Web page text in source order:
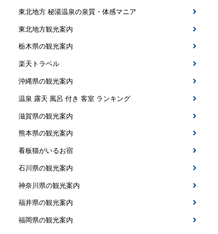
東北地方 秘湯温泉の泉質・体感マニア
東北地方観光案内
栃木県の観光案内
楽天トラベル
沖縄県の観光案内
温泉 露天 風呂 付き 客室 ランキング
滋賀県の観光案内
熊本県の観光案内
看板猫がいるお宿
石川県の観光案内
神奈川県の観光案内
福井県の観光案内
福岡県の観光案内